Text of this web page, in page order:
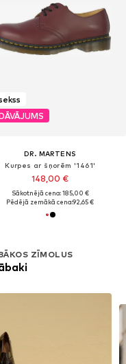
DR. MARTENS
Kurpes ar šņorēm '1461'
148,00 €
Sākotnējā cena: 185,00 €
Pēdējā zemākā cena:92,65 €
ZĪMOLUS